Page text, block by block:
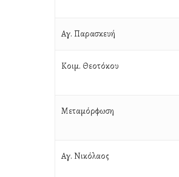
Αγ. Παρασκευή
Κοιμ. Θεοτόκου
Μεταμόρφωση
Αγ. Νικόλαος